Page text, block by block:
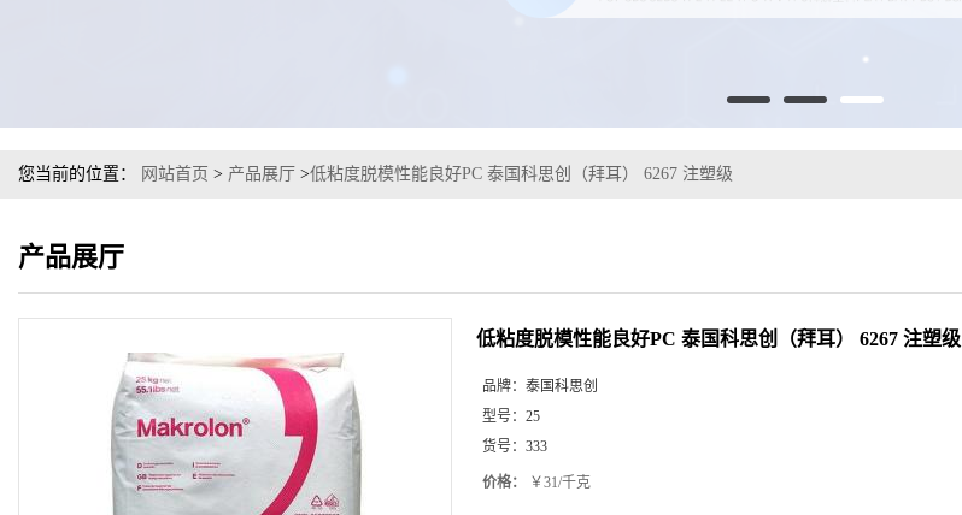
您当前的位置： 网站首页 > 产品展厅 >低粘度脱模性能良好PC 泰国科思创（拜耳） 6267 注塑级
产品展厅
低粘度脱模性能良好PC 泰国科思创（拜耳） 6267 注塑级
品牌： 泰国科思创
型号： 25
货号： 333
价格： ￥31/千克